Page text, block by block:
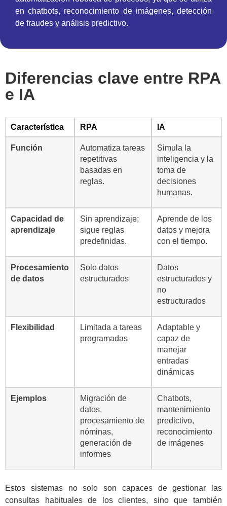
en chatbots, reconocimiento de imágenes, detección
de fraudes y análisis predictivo.
Diferencias clave entre RPA
e IA
Característica RPA IA
Función
Automatiza tareas
repetitivas
basadas en
reglas.
Simula la
inteligencia y la
toma de
decisiones
humanas.
Capacidad de
aprendizaje
Sin aprendizaje;
sigue reglas
predefinidas.
Aprende de los
datos y mejora
con el tiempo.
Procesamiento
de datos
Solo datos
estructurados
Datos
estructurados y
no
estructurados
Flexibilidad
Limitada a tareas
programadas
Adaptable y
capaz de
manejar
entradas
dinámicas
Ejemplos
Migración de
datos,
procesamiento de
nóminas,
generación de
informes
Chatbots,
mantenimiento
predictivo,
reconocimiento
de imágenes
Estos sistemas no solo son capaces de gestionar las
consultas habituales de los clientes, sino que también